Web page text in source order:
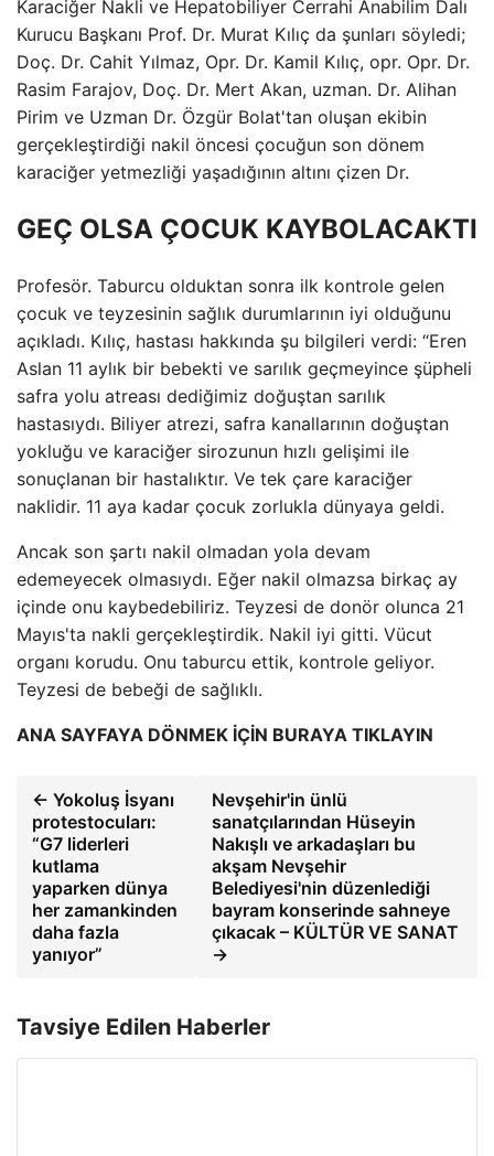
Karaciğer Nakli ve Hepatobiliyer Cerrahi Anabilim Dalı
Kurucu Başkanı Prof. Dr. Murat Kılıç da şunları söyledi;
Doç. Dr. Cahit Yılmaz, Opr. Dr. Kamil Kılıç, opr. Opr. Dr.
Rasim Farajov, Doç. Dr. Mert Akan, uzman. Dr. Alihan
Pirim ve Uzman Dr. Özgür Bolat'tan oluşan ekibin
gerçekleştirdiği nakil öncesi çocuğun son dönem
karaciğer yetmezliği yaşadığının altını çizen Dr.
GEÇ OLSA ÇOCUK KAYBOLACAKTI
Profesör. Taburcu olduktan sonra ilk kontrole gelen
çocuk ve teyzesinin sağlık durumlarının iyi olduğunu
açıkladı. Kılıç, hastası hakkında şu bilgileri verdi: “Eren
Aslan 11 aylık bir bebekti ve sarılık geçmeyince şüpheli
safra yolu atreası dediğimiz doğuştan sarılık
hastasıydı. Biliyer atrezi, safra kanallarının doğuştan
yokluğu ve karaciğer sirozunun hızlı gelişimi ile
sonuçlanan bir hastalıktır. Ve tek çare karaciğer
naklidir. 11 aya kadar çocuk zorlukla dünyaya geldi.
Ancak son şartı nakil olmadan yola devam
edemeyecek olmasıydı. Eğer nakil olmazsa birkaç ay
içinde onu kaybedebiliriz. Teyzesi de donör olunca 21
Mayıs'ta nakli gerçekleştirdik. Nakil iyi gitti. Vücut
organı korudu. Onu taburcu ettik, kontrole geliyor.
Teyzesi de bebeği de sağlıklı.
ANA SAYFAYA DÖNMEK İÇİN BURAYA TIKLAYIN
← Yokoluş İsyanı
protestocuları:
“G7 liderleri
kutlama
yaparken dünya
her zamankinden
daha fazla
yanıyor”
Nevşehir'in ünlü
sanatçılarından Hüseyin
Nakışlı ve arkadaşları bu
akşam Nevşehir
Belediyesi'nin düzenlediği
bayram konserinde sahneye
çıkacak – KÜLTÜR VE SANAT
→
Tavsiye Edilen Haberler